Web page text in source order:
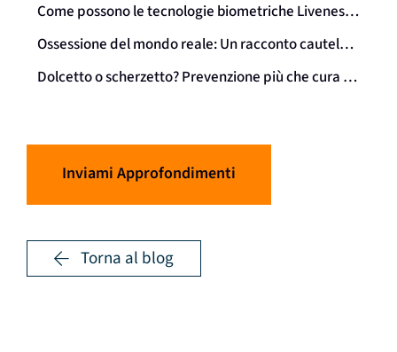
Come possono le tecnologie biometriche Liveness individuare se le identità sintetiche sono davvero "vive"?
Ossessione del mondo reale: Un racconto cautelativo
Dolcetto o scherzetto? Prevenzione più che cura nella lotta contro le frodi di identità sintetiche
Inviami Approfondimenti
Torna al blog